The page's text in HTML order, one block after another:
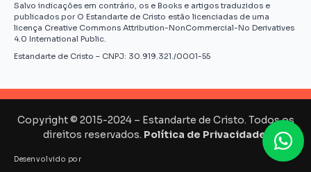
Salvo indicações em contrário, os e Books e artigos traduzidos e
publicados por O Estandarte de Cristo estão licenciadas de uma
licença Creative Commons Attribution-NonCommercial-No Derivatives
4.0 International Public.
Estandarte de Cristo – CNPJ: 30.919.321./0001-55
Copyright © 2015-2024 – Estandarte de Cristo. Todos os
direitos reservados. Política de Privacidade.
Desenvolvido por